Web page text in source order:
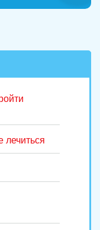
лечиться